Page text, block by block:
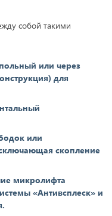
собой такими
или через
для
или
скопление
микролифта
«Антивсплеск» и